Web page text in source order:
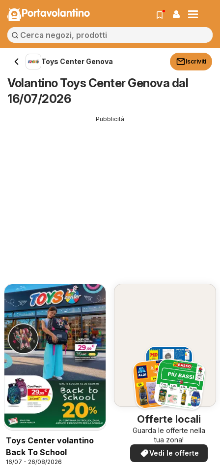
Portavolantino
Toys Center Genova Iscriviti
Volantino Toys Center Genova dal
16/07/2026
Pubblicità
Toys Center volantino
Back To School
16/07 - 26/08/2026
Offerte locali
Guarda le offerte nella
tua zona!
Vedi le offerte